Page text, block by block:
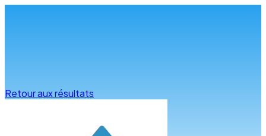
Retour aux résultats